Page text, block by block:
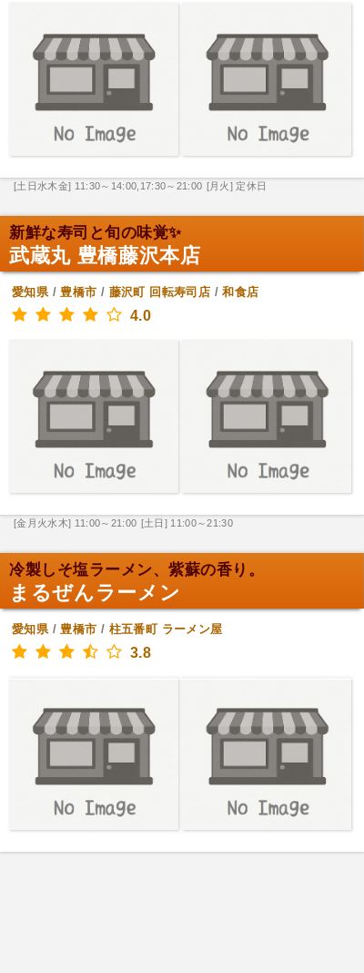
[土日水木金] 11:30～14:00,17:30～21:00 [月火] 定休日
新鮮な寿司と旬の味覚✨
武蔵丸 豊橋藤沢本店
愛知県/豊橋市 / 藤沢町 回転寿司店 /和食店
4.0
[金月火水木] 11:00～21:00 [土日] 11:00～21:30
冷製しそ塩ラーメン、紫蘇の香り。
まるぜんラーメン
愛知県/豊橋市 / 柱五番町 ラーメン屋
3.8